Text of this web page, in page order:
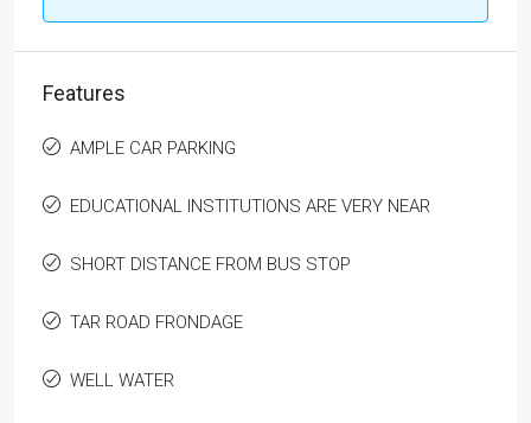
Features
AMPLE CAR PARKING
EDUCATIONAL INSTITUTIONS ARE VERY NEAR
SHORT DISTANCE FROM BUS STOP
TAR ROAD FRONDAGE
WELL WATER